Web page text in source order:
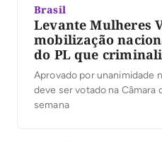
Brasil
Levante Mulheres
mobilização
do PL que
Aprovado por unanimidade
deve ser votado na Câmara
semana